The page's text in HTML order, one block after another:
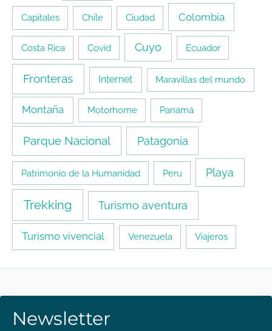
Capitales Chile Ciudad Colombia
Costa Rica Covid Cuyo Ecuador
Fronteras Internet Maravillas del mundo
Montaña Motorhome Panamá
Parque Nacional Patagonia
Patrimonio de la Humanidad Peru Playa
Trekking Turismo aventura
Turismo vivencial Venezuela Viajeros
Newsletter